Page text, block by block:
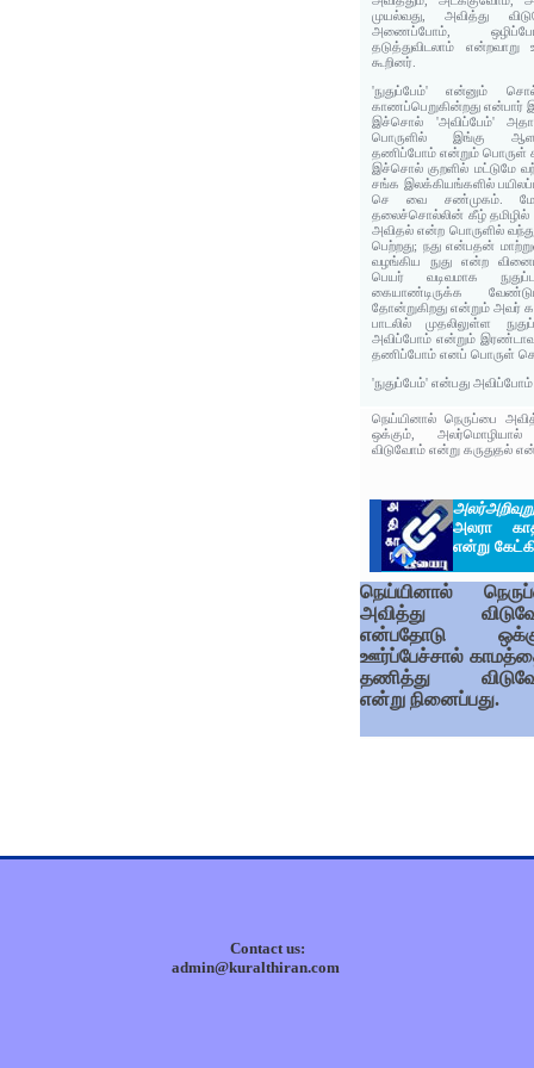
முயல்வது, அவித்து
அணைப்போம்,
தடுத்துவிடலாம் என்றவாறு
கூறினர்.
'நுதுப்பேம்' என்னும்
காணப்பெறுகின்றது என்பார் இ
இச்சொல் 'அவிப்பேம்'
பொருளில் இங்கு
தணிப்போம் என்றும் பொருள்
இச்சொல் குறளில் மட்டுமே
சங்க இலக்கியங்களில்
செ வை சண்முகம்.
தலைச்சொல்லின் கீழ் தமிழில்
அவிதல் என்ற பொருளில்
பெற்றது; நது என்பதன்
வழங்கிய நுது என்ற
பெயர் வடிவமாக
கையாண்டிருக்க
தோன்றுகிறது என்றும் அவர்
பாடலில் முதலிலுள்ள
அவிப்போம் என்றும்
தணிப்போம் எனப் பொருள்
'நுதுப்பேம்' என்பது
நெய்யினால் நெருப்பை
ஒக்கும்,
விடுவோம் என்று கருதுதல்
அலரா
என்று
நெய்யினால்
அவித்து
என்பதோடு
ஊர்ப்பேச்சால்
தணித்து
என்று நினைப்பது.
Contact us:
admin@kuralthiran.com